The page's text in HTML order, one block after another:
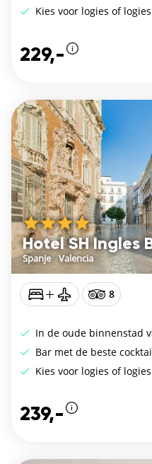
Kies voor logies of
229,-
Hotel SH Ingles
Spanje / Valencia
8
In de oude binnenstad
Bar met de beste
Kies voor logies of
239,-